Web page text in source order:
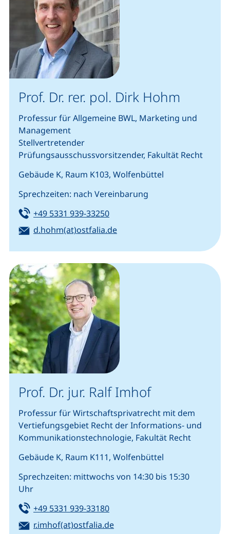
Prof. Dr. rer. pol. Dirk Hohm
Professur für Allgemeine BWL, Marketing und
Management
Stellvertretender
Prüfungsausschussvorsitzender, Fakultät Recht
Gebäude K, Raum K103, Wolfenbüttel
Sprechzeiten: nach Vereinbarung
Tel:
+49 5331 939-33250(startet einen Telefonanruf,
E-Mail:
d.hohm(at)ostfalia.de(öffnet Ihr E-Mail-Programm)
Prof. Dr. jur. Ralf Imhof
Professur für Wirtschaftsprivatrecht mit dem
Vertiefungsgebiet Recht der Informations- und
Kommunikationstechnologie, Fakultät Recht
Gebäude K, Raum K111, Wolfenbüttel
Sprechzeiten: mittwochs von 14:30 bis 15:30
Uhr
Tel:
+49 5331 939-33180(startet einen Telefonanruf,
E-Mail:
r.imhof(at)ostfalia.de(öffnet Ihr E-Mail-Programm)